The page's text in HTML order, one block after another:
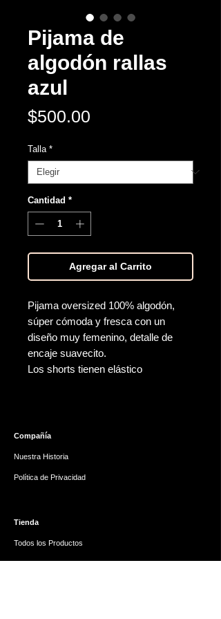
Pijama de
algodón rallas
azul
$500.00
Talla *
Cantidad *
Agregar al Carrito
Pijama oversized 100% algodón,
súper cómoda y fresca con un
diseño muy femenino, detalle de
encaje suavecito.
Los shorts tienen elástico
Compañía
Nuestra Historia
Política de Privacidad
Tienda
Todos los Productos